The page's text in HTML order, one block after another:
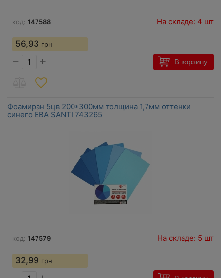
код: 147588 На складе: 4 шт
56,93 грн
− + В корзину
Фоамиран 5цв 200*300мм толщина 1,7мм оттенки
синего ЕВА SANTI 743265
код: 147579 На складе: 5 шт
32,99 грн